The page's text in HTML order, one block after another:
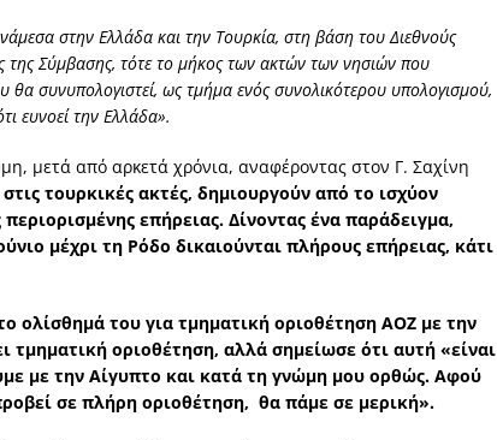
στην Ελλάδα και την Τουρκία, στη βάση του Διεθνούς
της Σύμβασης, τότε το μήκος των ακτών των νησιών που
θα συνυπολογιστεί, ως τμήμα ενός συνολικότερου υπολογισμού,
ευνοεί την Ελλάδα».
μετά από αρκετά χρόνια, αναφέροντας στον Γ. Σαχίνη
τουρκικές ακτές, δημιουργούν από το ισχύον
επήρειας. Δίνοντας ένα παράδειγμα,
μέχρι τη Ρόδο δικαιούνται πλήρους επήρειας, κάτι
ολίσθημά του για τμηματική οριοθέτηση ΑΟΖ με την
τμηματική οριοθέτηση, αλλά σημείωσε ότι αυτή «είναι
με την Αίγυπτο και κατά τη γνώμη μου ορθώς. Αφού
σε πλήρη οριοθέτηση, θα πάμε σε μερική».